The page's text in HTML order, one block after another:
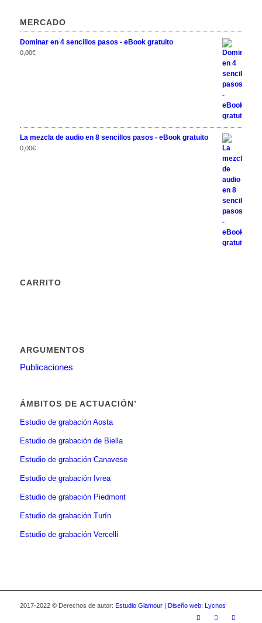
MERCADO
Dominar en 4 sencillos pasos - eBook gratuito
0,00€
La mezcla de audio en 8 sencillos pasos - eBook gratuito
0,00€
CARRITO
ARGUMENTOS
Publicaciones
ÁMBITOS DE ACTUACIÓN’
Estudio de grabación Aosta
Estudio de grabación de Biella
Estudio de grabación Canavese
Estudio de grabación Ivrea
Estudio de grabación Piedmont
Estudio de grabación Turín
Estudio de grabación Vercelli
2017-2022 © Derechos de autor: Estudio Glamour| Diseño web: Lycnos